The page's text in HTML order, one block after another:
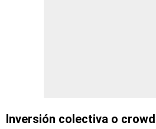
Inversión colectiva o